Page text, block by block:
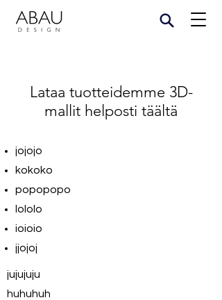
Lataa tuotteidemme 3D-
mallit helposti täältä
jojojo
kokoko
popopopo
lololo
ioioio
jjojoj
jujujuju
huhuhuh